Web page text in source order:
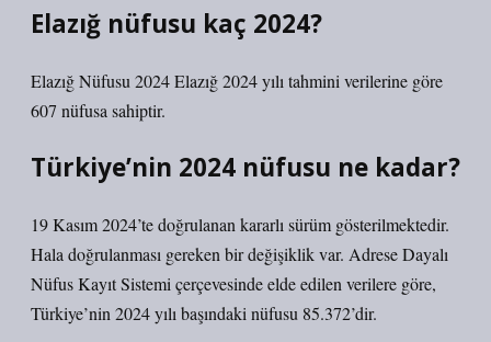
Elazığ nüfusu kaç 2024?
Elazığ Nüfusu 2024 Elazığ 2024 yılı tahmini verilerine göre
607 nüfusa sahiptir.
Türkiye’nin 2024 nüfusu ne kadar?
19 Kasım 2024’te doğrulanan kararlı sürüm gösterilmektedir.
Hala doğrulanması gereken bir değişiklik var. Adrese Dayalı
Nüfus Kayıt Sistemi çerçevesinde elde edilen verilere göre,
Türkiye’nin 2024 yılı başındaki nüfusu 85.372’dir.